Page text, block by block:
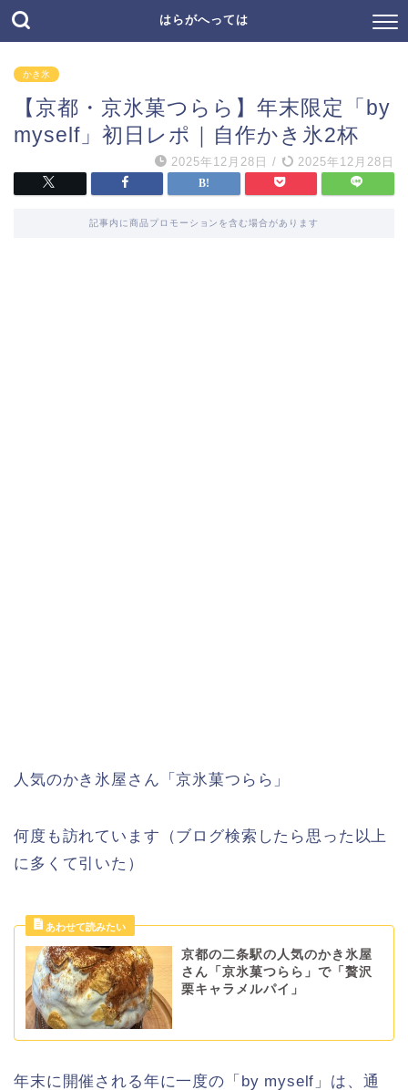
はらがへっては
かき氷
【京都・京氷菓つらら】年末限定「by
myself」初日レポ｜自作かき氷2杯
2025年12月28日 / 2025年12月28日
記事内に商品プロモーションを含む場合があります
人気のかき氷屋さん「京氷菓つらら」
何度も訪れています（ブログ検索したら思った以上
に多くて引いた）
京都の二条駅の人気のかき氷屋
さん「京氷菓つらら」で「贅沢
栗キャラメルパイ」
年末に開催される年に一度の「by myself」は、通